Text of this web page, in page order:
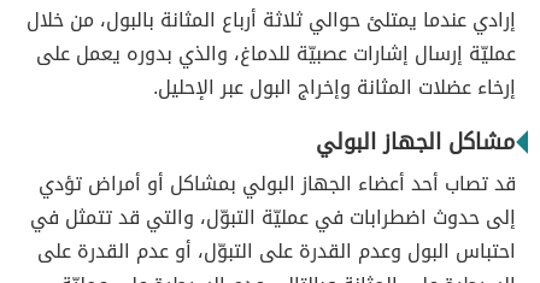
إرادي عندما يمتلئ حوالي ثلاثة أرباع المثانة بالبول، من خلال
عمليّة إرسال إشارات عصبيّة للدماغ، والذي بدوره يعمل على
إرخاء عضلات المثانة وإخراج البول عبر الإحليل.
مشاكل الجهاز البولي
قد تصاب أحد أعضاء الجهاز البولي بمشاكل أو أمراض تؤدي
إلى حدوث اضطرابات في عمليّة التبوّل، والتي قد تتمثل في
احتباس البول وعدم القدرة على التبوّل، أو عدم القدرة على